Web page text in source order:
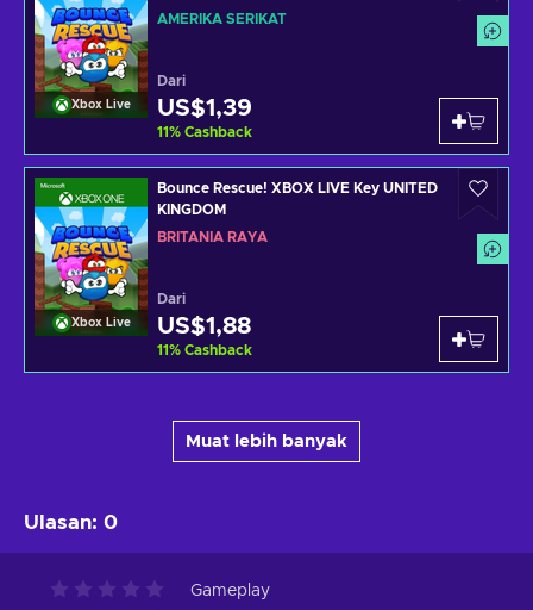
Xbox Live
AMERIKA SERIKAT
Dari
US$1,39
11% Cashback
Xbox Live
Bounce Rescue! XBOX LIVE Key UNITED
KINGDOM
BRITANIA RAYA
Dari
US$1,88
11% Cashback
Muat lebih banyak
Ulasan: 0
Gameplay